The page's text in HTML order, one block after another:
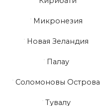
Микронезия
Новая Зеландия
Палау
Соломоновы Острова
Тувалу